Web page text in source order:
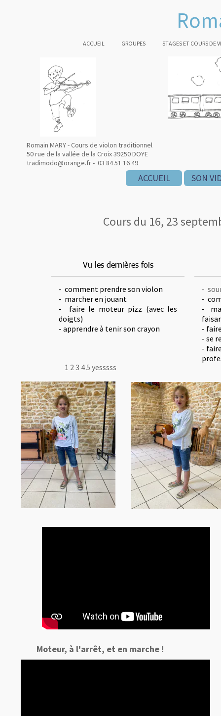
ACCUEIL GROUPES STAGES ET COURS DE
Romain MARY - Cours de violon traditionnel
50 rue de la vallée de la Croix 39250 DOYE
tradimodo@orange.fr - 03 84 51 16 49
ACCUEIL SON
Cours du 16, 23
Vu les dernières fois
- comment prendre son violon
- marcher en jouant
- faire le moteur pizz (avec les
doigts)
- apprendre à tenir son crayon
-
-
-
-
- se
-
1 2 3 4 5 yesssss
Moteur, à l'arrêt, et en marche !